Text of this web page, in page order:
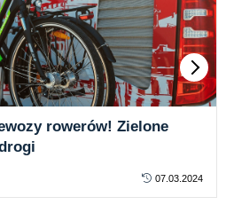
rowerów! Zielone
07.03.2024